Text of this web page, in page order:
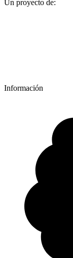
Un proyecto de:
Información